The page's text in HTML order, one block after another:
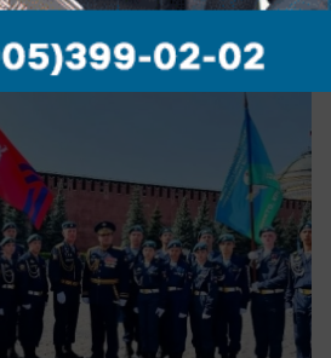
всероссийских сборов